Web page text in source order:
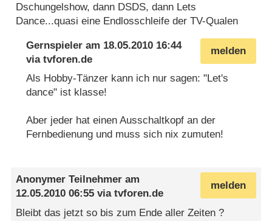
Dschungelshow, dann DSDS, dann Lets
Dance...quasi eine Endlosschleife der TV-Qualen
melden
Gernspieler am 18.05.2010 16:44
viatvforen.de
Als Hobby-Tänzer kann ich nur sagen: "Let's
dance" ist klasse!
Aber jeder hat einen Ausschaltkopf an der
Fernbedienung und muss sich nix zumuten!
melden
Anonymer Teilnehmer am
12.05.2010 06:55 viatvforen.de
Bleibt das jetzt so bis zum Ende aller Zeiten ?